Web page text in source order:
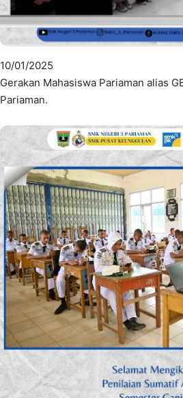
10/01/2025
Gerakan Mahasiswa Pariaman alias
Pariaman.